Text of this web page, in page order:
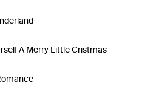
A Merry Little Cristmas